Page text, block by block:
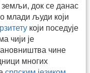
земљи, док се данас
млади људи који
који поседује
чији је
чине
многих